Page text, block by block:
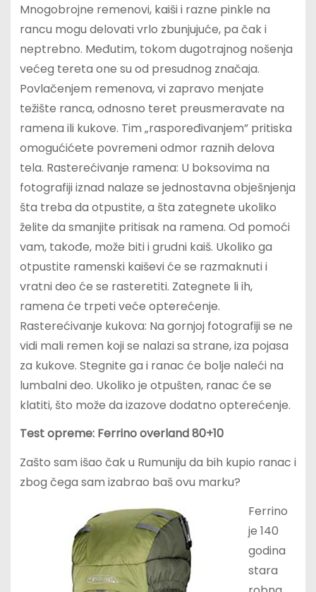
Mnogobrojne remenovi, kaiši i razne pinkle na
rancu mogu delovati vrlo zbunjujuće, pa čak i
neptrebno. Međutim, tokom dugotrajnog nošenja
većeg tereta one su od presudnog značaja.
Povlačenjem remenova, vi zapravo menjate
težište ranca, odnosno teret preusmeravate na
ramena ili kukove. Tim „raspoređivanjem” pritiska
omogućićete povremeni odmor raznih delova
tela. Rasterećivanje ramena: U boksovima na
fotografiji iznad nalaze se jednostavna obješnjenja
šta treba da otpustite, a šta zategnete ukoliko
želite da smanjite pritisak na ramena. Od pomoći
vam, takođe, može biti i grudni kaiš. Ukoliko ga
otpustite ramenski kaiševi će se razmaknuti i
vratni deo će se rasteretiti. Zategnete li ih,
ramena će trpeti veće opterećenje.
Rasterećivanje kukova: Na gornjoj fotografiji se ne
vidi mali remen koji se nalazi sa strane, iza pojasa
za kukove. Stegnite ga i ranac će bolje naleći na
lumbalni deo. Ukoliko je otpušten, ranac će se
klatiti, što može da izazove dodatno opterećenje.
Test opreme: Ferrino overland 80+10
Zašto sam išao čak u Rumuniju da bih kupio ranac i
zbog čega sam izabrao baš ovu marku?
Ferrino
je 140
godina
stara